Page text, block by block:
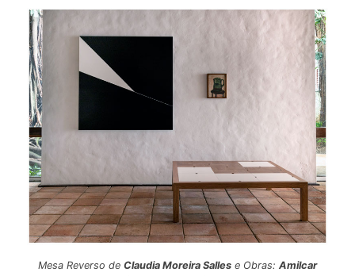
Mesa Reverso de Claudia Moreira Salles e Obras: Amilcar